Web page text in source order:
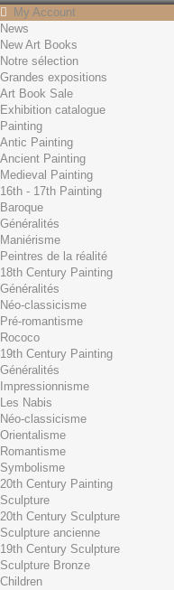
My Account
Contact
English
English
Français
News
Search
Cart (empty)
No products
Free shipping!
0,00 € Total
Check out
Product
your
Quantity
Total
There is 1
Total products (tax incl.)
Total shipping TTC
Total (tax incl.)
News
New Art Books
Notre sélection
Grandes expositions
Art Book Sale
Exhibition catalogue
Painting
Antic Painting
Ancient Painting
Medieval Painting
16th - 17th Painting
Baroque
Généralités
Maniérisme
Peintres de la réalité
18th Century Painting
Généralités
Néo-classicisme
Pré-romantisme
Rococo
19th Century Painting
Généralités
Impressionnisme
Les Nabis
Néo-classicisme
Orientalisme
Romantisme
Symbolisme
20th Century Painting
Sculpture
20th Century Sculpture
Sculpture ancienne
19th Century Sculpture
Sculpture Bronze
Children